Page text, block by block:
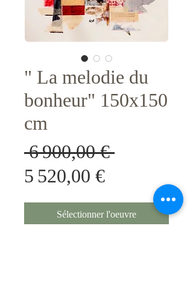
" La melodie du
bonheur" 150x150
cm
6 900,00 € Prix
5 520,00 €Prix
Sélectionner l'oeuvre